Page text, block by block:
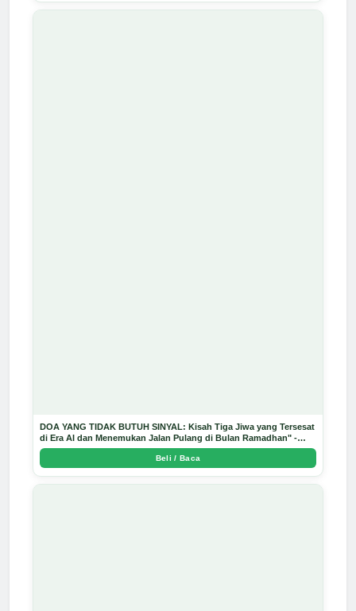
DOA YANG TIDAK BUTUH SINYAL: Kisah Tiga Jiwa yang Tersesat
di Era AI dan Menemukan Jalan Pulang di Bulan Ramadhan" -
Arda Dinata
Beli / Baca